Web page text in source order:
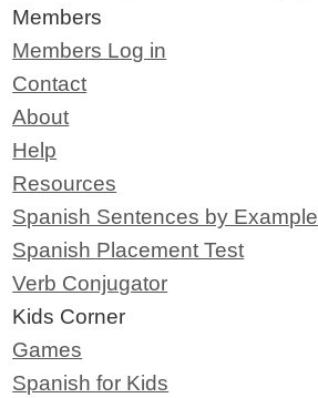
Members
Members Log in
Contact
About
Help
Resources
Spanish Sentences by Example
Spanish Placement Test
Verb Conjugator
Kids Corner
Games
Spanish for Kids